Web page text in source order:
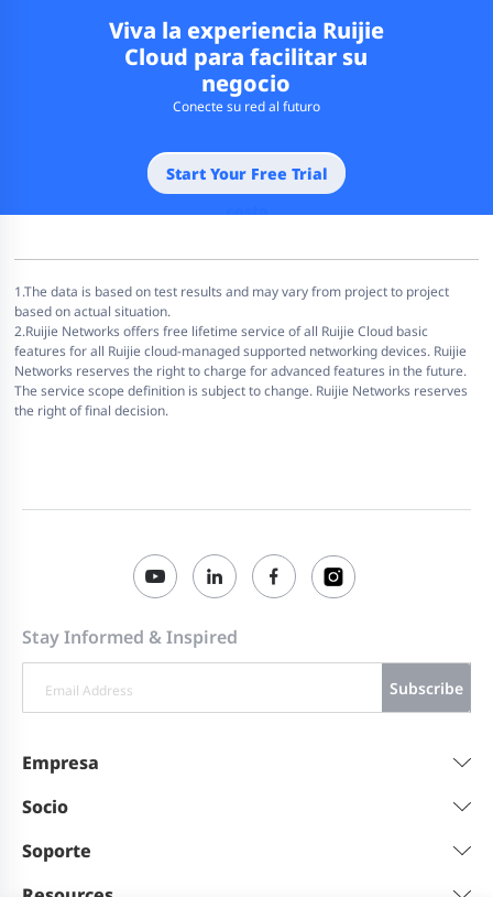
Viva la experiencia Ruijie
Cloud para facilitar su
negocio
Conecte su red al futuro
Comience su prueba sin
costo
1.The data is based on test results and may vary from project to project
based on actual situation.
2.Ruijie Networks offers free lifetime service of all Ruijie Cloud basic
features for all Ruijie cloud-managed supported networking devices. Ruijie
Networks reserves the right to charge for advanced features in the future.
The service scope definition is subject to change. Ruijie Networks reserves
the right of final decision.
Stay Informed & Inspired
Subscribe
Empresa
Socio
Soporte